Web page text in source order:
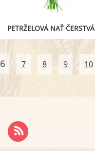
PETRŽELOVÁ NAŤ ČERSTVÁ
6 7 8 9 10